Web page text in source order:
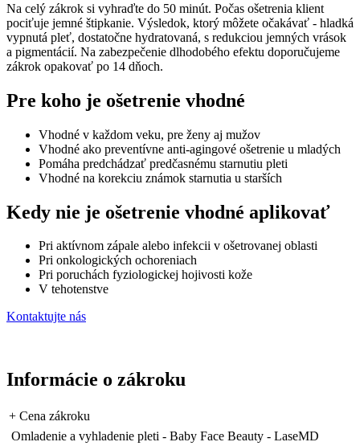
Na celý zákrok si vyhraďte do 50 minút. Počas ošetrenia klient
pociťuje jemné štipkanie. Výsledok, ktorý môžete očakávať - hladká
vypnutá pleť, dostatočne hydratovaná, s redukciou jemných vrások
a pigmentácií. Na zabezpečenie dlhodobého efektu doporučujeme
zákrok opakovať po 14 dňoch.
Pre koho je ošetrenie vhodné
Vhodné v každom veku, pre ženy aj mužov
Vhodné ako preventívne anti-agingové ošetrenie u mladých
Pomáha predchádzať predčasnému starnutiu pleti
Vhodné na korekciu známok starnutia u starších
Kedy nie je ošetrenie vhodné aplikovať
Pri aktívnom zápale alebo infekcii v ošetrovanej oblasti
Pri onkologických ochoreniach
Pri poruchách fyziologickej hojivosti kože
V tehotenstve
Kontaktujte nás
Informácie o zákroku
+ Cena zákroku
Omladenie a vyhladenie pleti - Baby Face Beauty - LaseMD